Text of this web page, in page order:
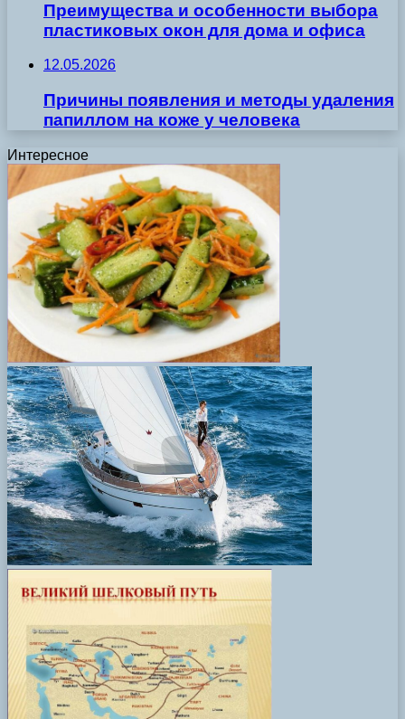
Преимущества и особенности выбора
пластиковых окон для дома и офиса
12.05.2026
Причины появления и методы удаления
папиллом на коже у человека
Интересное